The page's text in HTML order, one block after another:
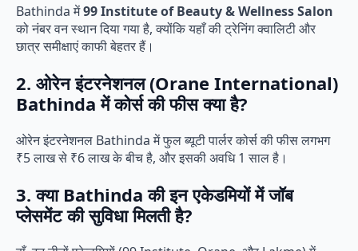
Bathinda में99 Institute of Beauty & Wellness Salon
को नंबर वन स्थान दिया गया है, क्योंकि यहाँ की ट्रेनिंग क्वालिटी और
छात्र समीक्षाएं काफी बेहतर हैं।
2. ओरेन इंटरनेशनल (Orane International)
Bathinda में कोर्स की फीस क्या है?
ओरेन इंटरनेशनल Bathinda में फुल ब्यूटी पार्लर कोर्स की फीस लगभग
₹5 लाख से ₹6 लाख के बीच है, और इसकी अवधि 1 साल है।
3. क्या Bathinda की इन एकेडमियों में जॉब
प्लेसमेंट की सुविधा मिलती है?